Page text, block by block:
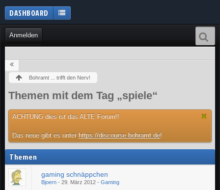
Anmelden
DASHBOARD
Bohramt ... trifft den Nerv!
Themen mit dem Tag „spiele“
ACHTUNG dies ist das ALTE Forum!!
Das neue gibt es unter https://discourse.bohramt.de!
Themen
gaming schnäppchen
Bjoern - 29. März 2012 - Gaming